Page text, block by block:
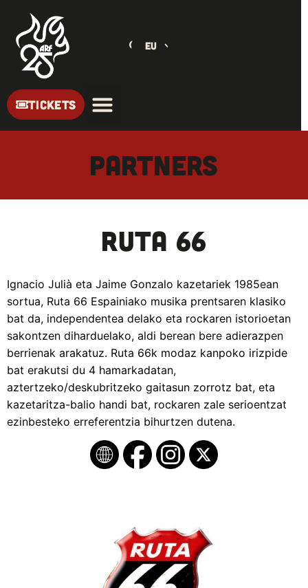
EU
TICKETS
PARTNERS
Ruta 66
Ignacio Julià eta Jaime Gonzalo kazetariek 1985ean
sortua, Ruta 66 Espainiako musika prentsaren klasiko
bat da, independentea delako eta rockaren istorioetan
sakontzen diharduelako, aldi berean bere adierazpen
berrienak arakatuz. Ruta 66k modaz kanpoko irizpide
bat erakutsi du 4 hamarkadatan,
aztertzeko/deskubritzeko gaitasun zorrotz bat, eta
kazetaritza-balio handi bat, rockaren zale serioentzat
ezinbesteko erreferentzia bihurtzen dutena.